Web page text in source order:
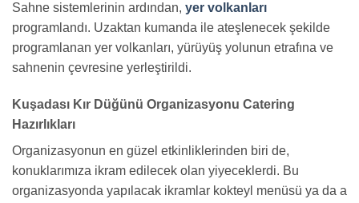
Sahne sistemlerinin ardından, yer volkanları
programlandı. Uzaktan kumanda ile ateşlenecek şekilde
programlanan yer volkanları, yürüyüş yolunun etrafına ve
sahnenin çevresine yerleştirildi.
Kuşadası Kır Düğünü Organizasyonu Catering
Hazırlıkları
Organizasyonun en güzel etkinliklerinden biri de,
konuklarımıza ikram edilecek olan yiyeceklerdi. Bu
organizasyonda yapılacak ikramlar kokteyl menüsü ya da a